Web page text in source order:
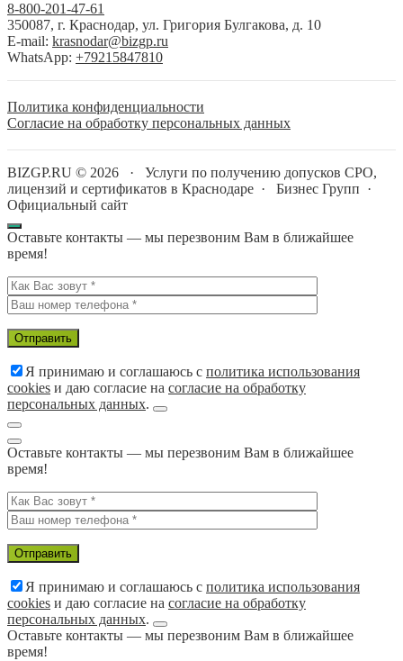
8-800-201-47-61
350087, г. Краснодар, ул. Григория Булгакова, д. 10
E-mail: krasnodar@bizgp.ru
WhatsApp: +79215847810
Политика конфиденциальности
Согласие на обработку персональных данных
BIZGP.RU © 2026 · Услуги по получению допусков СРО,
лицензий и сертификатов в Краснодаре · Бизнес Групп ·
Официальный сайт
Оставьте контакты — мы перезвоним Вам в ближайшее
время!
Я принимаю и соглашаюсь с политика использования
cookies и даю согласие на согласие на обработку
персональных данных.
Оставьте контакты — мы перезвоним Вам в ближайшее
время!
Я принимаю и соглашаюсь с политика использования
cookies и даю согласие на согласие на обработку
персональных данных.
Оставьте контакты — мы перезвоним Вам в ближайшее
время!